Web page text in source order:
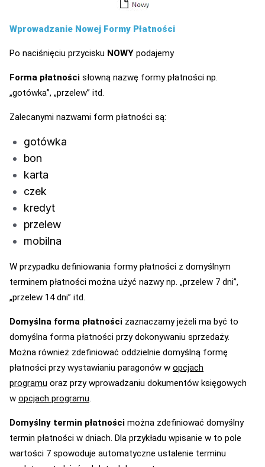
Wprowadzanie Nowej Formy Płatności
Po naciśnięciu przycisku NOWY podajemy
Forma płatności słowną nazwę formy płatności np.
„gotówka”, „przelew” itd.
Zalecanymi nazwami form płatności są:
gotówka
bon
karta
czek
kredyt
przelew
mobilna
W przypadku definiowania formy płatności z domyślnym
terminem płatności można użyć nazwy np. „przelew 7 dni”,
„przelew 14 dni” itd.
Domyślna forma płatności zaznaczamy jeżeli ma być to
domyślna forma płatności przy dokonywaniu sprzedaży.
Można również zdefiniować oddzielnie domyślną formę
płatności przy wystawianiu paragonów w opcjach
programu oraz przy wprowadzaniu dokumentów księgowych
w opcjach programu.
Domyślny termin płatności można zdefiniować domyślny
termin płatności w dniach. Dla przykładu wpisanie w to pole
wartości 7 spowoduje automatyczne ustalenie terminu